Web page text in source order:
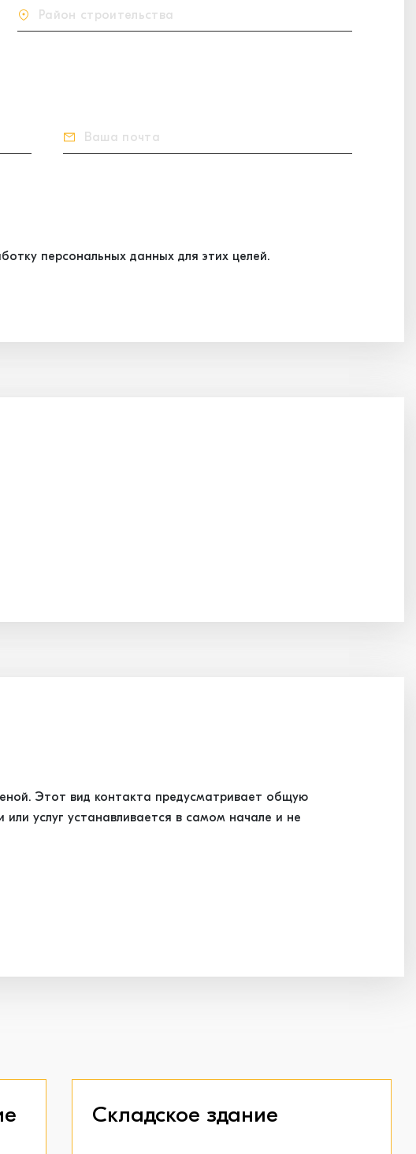
персональных данных для этих целей.
Этот вид контакта предусматривает общую
услуг устанавливается в самом начале и не
Складское здание